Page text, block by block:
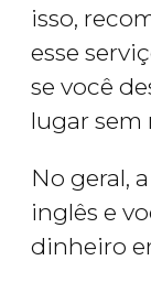
isso,
esse
se você
lugar sem
No geral,
inglês e
dinheiro